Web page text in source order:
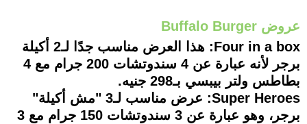
عروض Buffalo Burger
Four in a box: هذا العرض مناسب جدًا لـ2 أكيلة
برجر لأنه عبارة عن 4 سندوتشات 200 جرام مع 4
بطاطس ولتر بيبسي بـ298 جنيه.
Super Heroes: عرض مناسب لـ3 "مش أكيلة"
برجر، وهو عبارة عن 3 سندوتشات 150 جرام مع 3